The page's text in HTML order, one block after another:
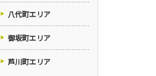
八代町エリア
御坂町エリア
芦川町エリア